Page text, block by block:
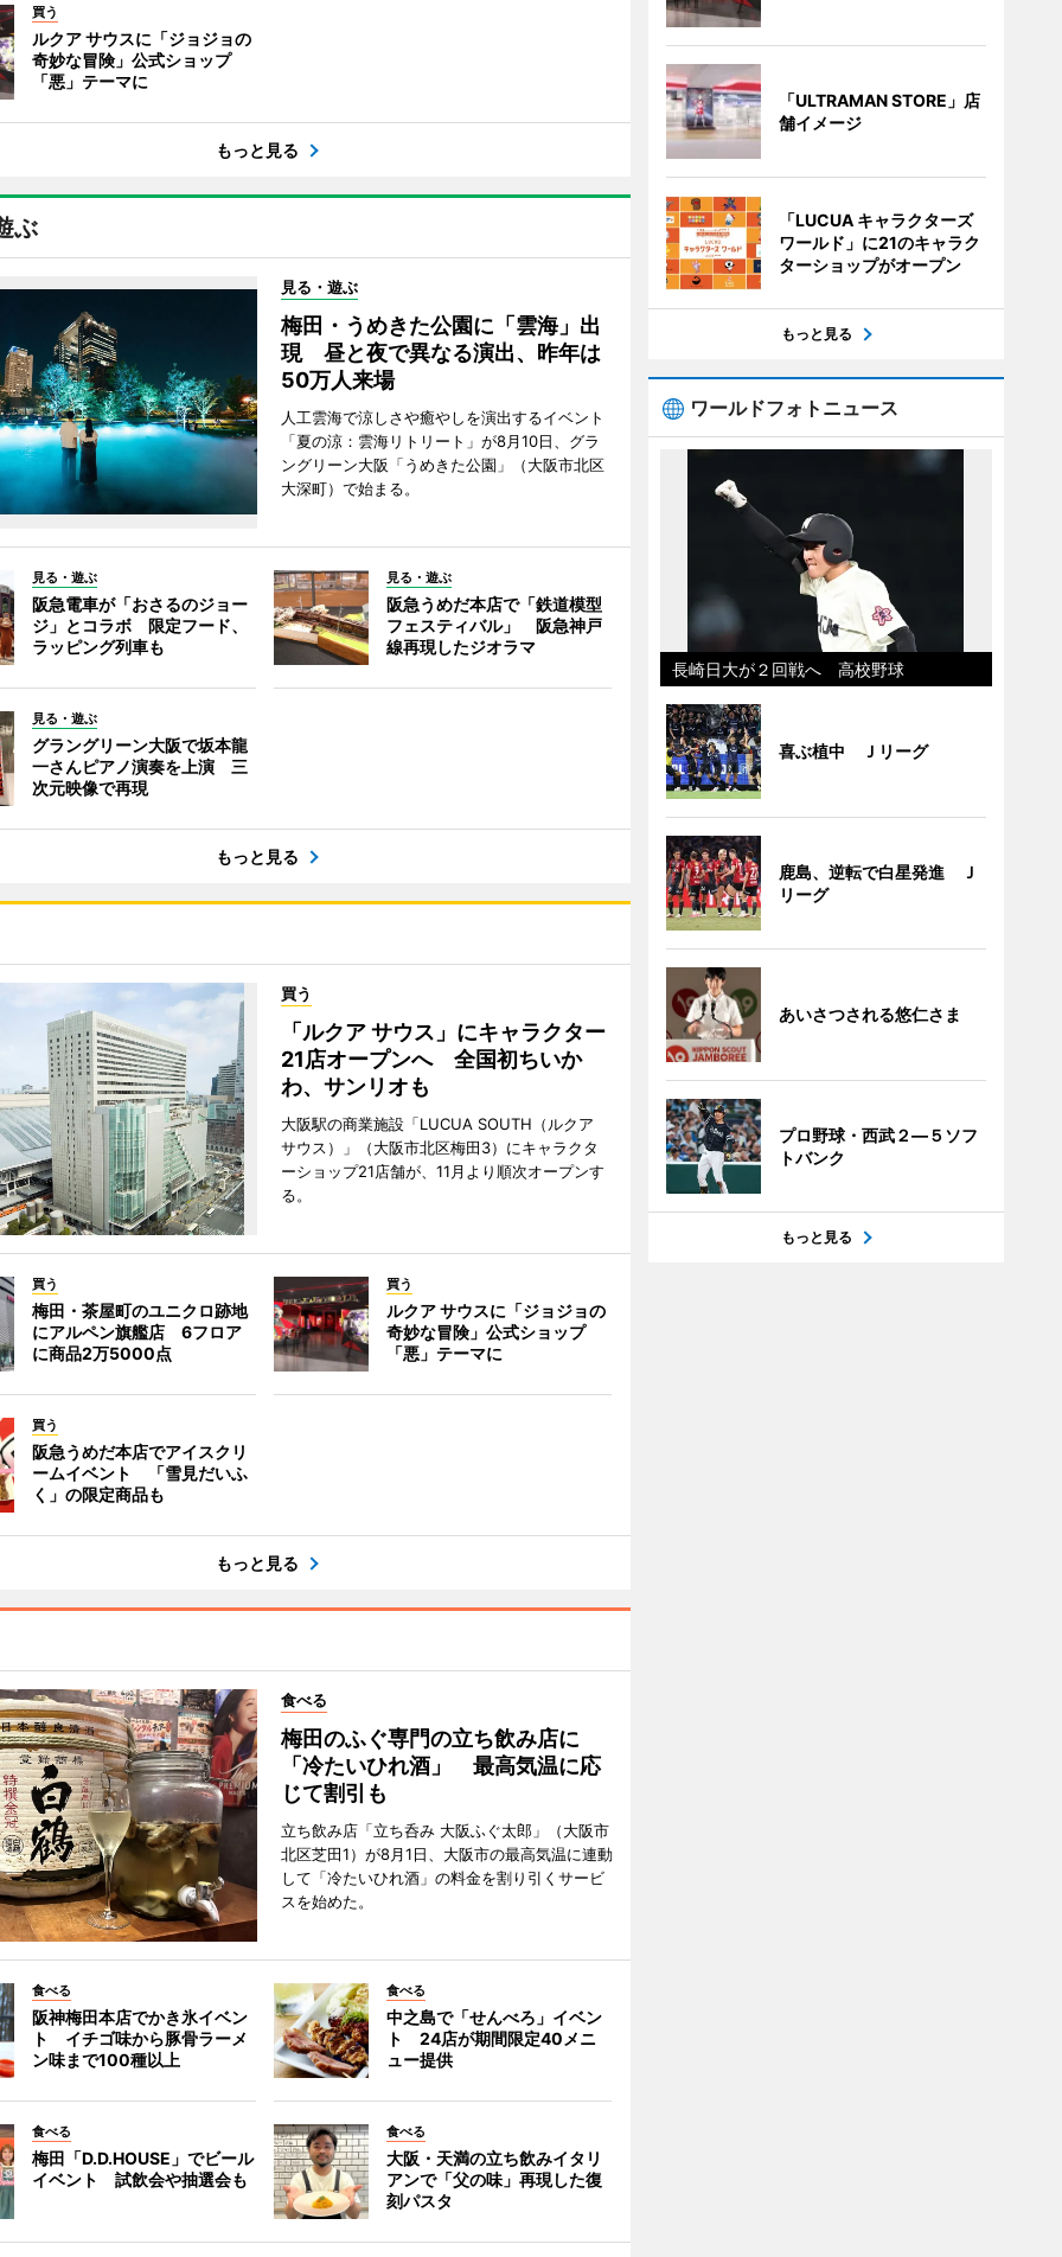
買う
ルクア サウスに「ジョジョの
奇妙な冒険」公式ショップ
「悪」テーマに
もっと見る
ぶ
見る・遊ぶ
梅田・うめきた公園に「雲海」出
現 昼と夜で異なる演出、昨年は
50万人来場
人工雲海で涼しさや癒やしを演出するイベント
「夏の涼：雲海リトリート」が8月10日、グラ
ングリーン大阪「うめきた公園」（大阪市北区
大深町）で始まる。
見る・遊ぶ
阪急電車が「おさるのジョー
ジ」とコラボ 限定フード、
ラッピング列車も
見る・遊ぶ
阪急うめだ本店で「鉄道模型
フェスティバル」 阪急神戸
線再現したジオラマ
見る・遊ぶ
グラングリーン大阪で坂本龍
一さんピアノ演奏を上演 三
次元映像で再現
もっと見る
買う
「ルクア サウス」にキャラクター
21店オープンへ 全国初ちいか
わ、サンリオも
大阪駅の商業施設「LUCUA SOUTH（ルクア
サウス）」（大阪市北区梅田3）にキャラクタ
ーショップ21店舗が、11月より順次オープンす
る。
買う
梅田・茶屋町のユニクロ跡地
にアルペン旗艦店 6フロア
に商品2万5000点
買う
ルクア サウスに「ジョジョの
奇妙な冒険」公式ショップ
「悪」テーマに
買う
阪急うめだ本店でアイスクリ
ームイベント 「雪見だいふ
く」の限定商品も
もっと見る
食べる
梅田のふぐ専門の立ち飲み店に
「冷たいひれ酒」 最高気温に応
じて割引も
立ち飲み店「立ち呑み 大阪ふぐ太郎」（大阪市
北区芝田1）が8月1日、大阪市の最高気温に連動
して「冷たいひれ酒」の料金を割り引くサービ
スを始めた。
食べる
阪神梅田本店でかき氷イベン
ト イチゴ味から豚骨ラーメ
ン味まで100種以上
食べる
中之島で「せんべろ」イベン
ト 24店が期間限定40メニ
ュー提供
食べる
梅田「D.D.HOUSE」でビール
イベント 試飲会や抽選会も
食べる
大阪・天満の立ち飲みイタリ
アンで「父の味」再現した復
刻パスタ
「ULTRAMAN STORE」店
舗イメージ
「LUCUA キャラクターズ
ワールド」に21のキャラク
ターショップがオープン
もっと見る
ワールドフォトニュース
長崎日大が２回戦へ 高校野球
喜ぶ植中 Ｊリーグ
鹿島、逆転で白星発進 Ｊ
リーグ
あいさつされる悠仁さま
プロ野球・西武２―５ソフ
トバンク
もっと見る